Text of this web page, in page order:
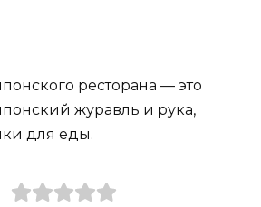
ресторана — это
журавль и рука,
для еды.